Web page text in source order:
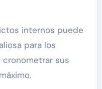
internos puede
para los
sus